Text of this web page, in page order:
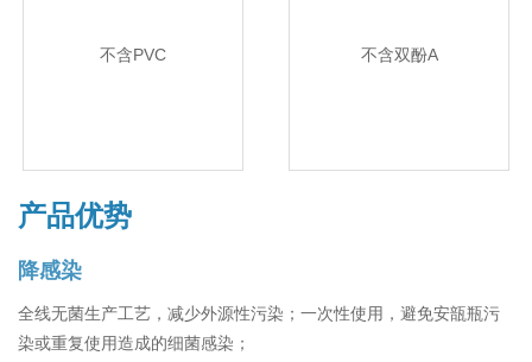
不含PVC 不含双酚A
产品优势
降感染
全线无菌生产工艺，减少外源性污染；一次性使用，避免安瓿瓶污
染或重复使用造成的细菌感染；